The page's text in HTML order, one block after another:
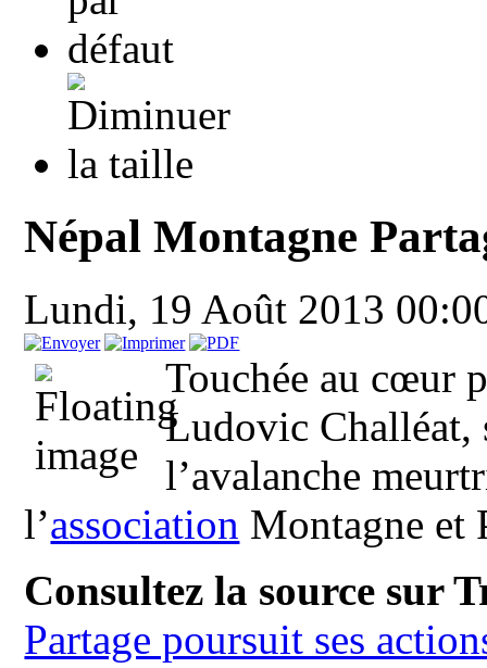
Népal Montagne
Lundi, 19 Août 2013
Touchée au cœur
Ludovic Challéat,
l’avalanche
l’association Montagne et
Consultez la source sur
Partage poursuit ses